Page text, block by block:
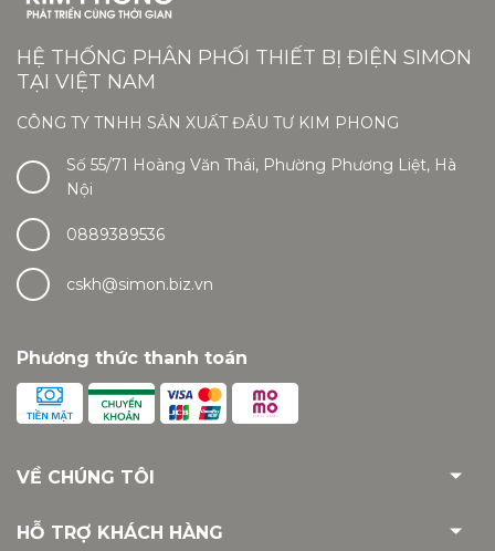
HỆ THỐNG PHÂN PHỐI THIẾT BỊ ĐIỆN SIMON
TẠI VIỆT NAM
CÔNG TY TNHH SẢN XUẤT ĐẦU TƯ KIM PHONG
Số 55/71 Hoàng Văn Thái, Phường Phương Liệt, Hà
Nội
0889389536
cskh@simon.biz.vn
Phương thức thanh toán
VỀ CHÚNG TÔI
HỖ TRỢ KHÁCH HÀNG